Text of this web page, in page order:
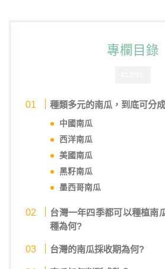
專欄目錄
種類多元的南瓜，到底可分
中國南瓜
西洋南瓜
美國南瓜
黑籽南瓜
墨西哥南瓜
台灣一年四季都可以種植南
種為何?
台灣的南瓜採收期為何?